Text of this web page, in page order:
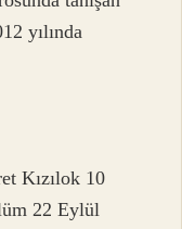
yılında
Kızılok 10
22 Eylül